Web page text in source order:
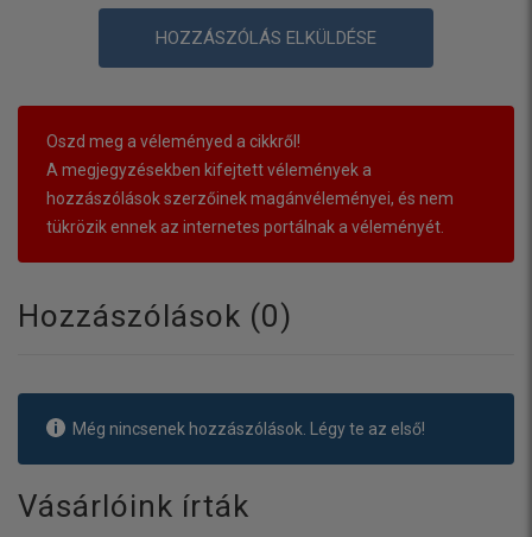
HOZZÁSZÓLÁS ELKÜLDÉSE
Oszd meg a véleményed a cikkről!
A megjegyzésekben kifejtett vélemények a
hozzászólások szerzőinek magánvéleményei, és nem
tükrözik ennek az internetes portálnak a véleményét.
Hozzászólások (0)
Még nincsenek hozzászólások. Légy te az első!
Vásárlóink írták